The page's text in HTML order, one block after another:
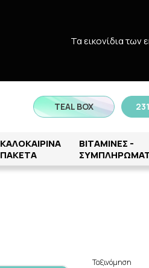
Τα εικονίδια των
TEAL BOX
ΚΑΛΟΚΑΙΡΙΝΑ
ΠΑΚΕΤΑ
ΒΙΤΑΜΙΝΕΣ -
Ταξινόμηση